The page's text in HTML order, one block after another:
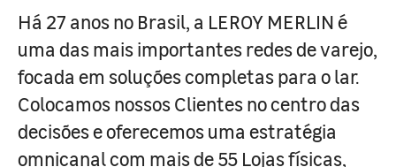
Há 27 anos no Brasil, a LEROY MERLIN é
uma das mais importantes redes de varejo,
focada em soluções completas para o lar.
Colocamos nossos Clientes no centro das
decisões e oferecemos uma estratégia
omnicanal com mais de 55 Lojas físicas,